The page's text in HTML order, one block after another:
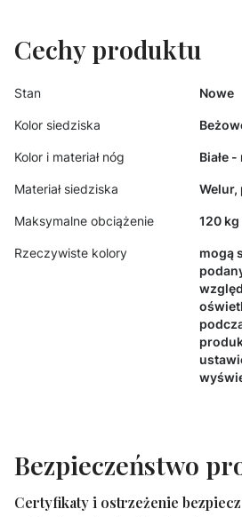
Cechy produktu
Stan Nowe
Kolor siedziska
Kolor i materiał nóg Białe
Materiał siedziska Welur,
Maksymalne obciążenie 120 kg
Rzeczywiste kolory
mogą
Bezpieczeństwo
Certyfikaty i ostrzeżenie